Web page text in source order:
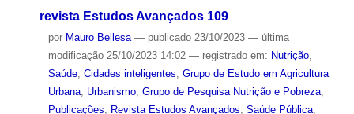
revista Estudos Avançados 109
por Mauro Bellesa — publicado23/10/2023 — última
modificação25/10/2023 14:02 — registrado em: Nutrição,
Saúde, Cidades inteligentes, Grupo de Estudo em Agricultura
Urbana, Urbanismo, Grupo de Pesquisa Nutrição e Pobreza,
Publicações, Revista Estudos Avançados, Saúde Pública,